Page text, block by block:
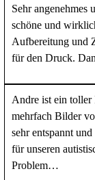
Sehr angenehmes
schöne und
Aufbereitung und
für den Druck.
Andre ist ein toller
mehrfach Bilder
sehr entspannt
für unseren
Problem…